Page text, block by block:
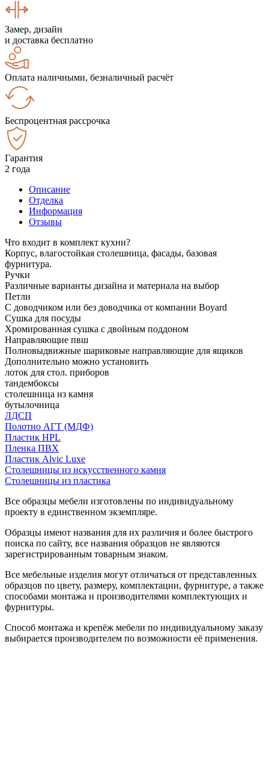
Замер, дизайн
и доставка бесплатно
Оплата наличными, безналичный расчёт
Беспроцентная рассрочка
Гарантия
2 года
Описание
Отделка
Информация
Отзывы
Что входит в комплект кухни?
Корпус, влагостойкая столешница, фасады, базовая
фурнитура.
Ручки
Различные варианты дизайна и материала на выбор
Петли
С доводчиком или без доводчика от компании Boyard
Сушка для посуды
Хромированная сушка с двойным поддоном
Направляющие пвш
Полновыдвижные шариковые направляющие для ящиков
Дополнительно можно установить
лоток для стол. приборов
тандембоксы
столешница из камня
бутылочница
ЛДСП
Полотно АГТ (МДФ)
Пластик HPL
Пленка ПВХ
Пластик Alvic Luxe
Столешницы из искусственного камня
Столешницы из пластика
Все образцы мебели изготовлены по индивидуальному
проекту в единственном экземпляре.
Образцы имеют названия для их различия и более быстрого
поиска по сайту, все названия образцов не являются
зарегистрированным товарным знаком.
Все мебельные изделия могут отличаться от представленных
образцов по цвету, размеру, комплектации, фурнитуре, а также
способами монтажа и производителями комплектующих и
фурнитуры.
Способ монтажа и крепёж мебели по индивидуальному заказу
выбирается производителем по возможности её применения.